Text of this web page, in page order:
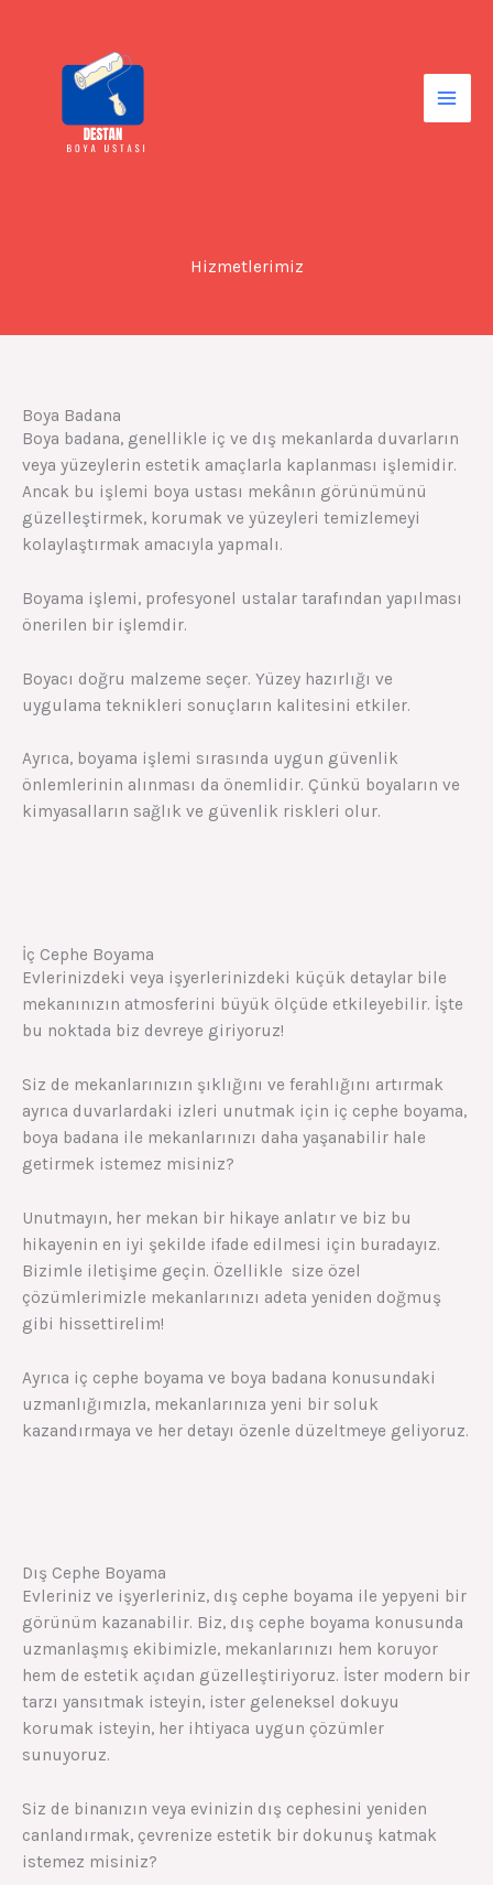
Hizmetlerimiz
Boya Badana
Boya badana, genellikle iç ve dış mekanlarda duvarların
veya yüzeylerin estetik amaçlarla kaplanması işlemidir.
Ancak bu işlemi boya ustası mekânın görünümünü
güzelleştirmek, korumak ve yüzeyleri temizlemeyi
kolaylaştırmak amacıyla yapmalı.
Boyama işlemi, profesyonel ustalar tarafından yapılması
önerilen bir işlemdir.
Boyacı doğru malzeme seçer. Yüzey hazırlığı ve
uygulama teknikleri sonuçların kalitesini etkiler.
Ayrıca, boyama işlemi sırasında uygun güvenlik
önlemlerinin alınması da önemlidir. Çünkü boyaların ve
kimyasalların sağlık ve güvenlik riskleri olur.
İç Cephe Boyama
Evlerinizdeki veya işyerlerinizdeki küçük detaylar bile
mekanınızın atmosferini büyük ölçüde etkileyebilir. İşte
bu noktada biz devreye giriyoruz!
Siz de mekanlarınızın şıklığını ve ferahlığını artırmak
ayrıca duvarlardaki izleri unutmak için iç cephe boyama,
boya badana ile mekanlarınızı daha yaşanabilir hale
getirmek istemez misiniz?
Unutmayın, her mekan bir hikaye anlatır ve biz bu
hikayenin en iyi şekilde ifade edilmesi için buradayız.
Bizimle iletişime geçin. Özellikle size özel
çözümlerimizle mekanlarınızı adeta yeniden doğmuş
gibi hissettirelim!
Ayrıca iç cephe boyama ve boya badana konusundaki
uzmanlığımızla, mekanlarınıza yeni bir soluk
kazandırmaya ve her detayı özenle düzeltmeye geliyoruz.
Dış Cephe Boyama
Evleriniz ve işyerleriniz, dış cephe boyama ile yepyeni bir
görünüm kazanabilir. Biz, dış cephe boyama konusunda
uzmanlaşmış ekibimizle, mekanlarınızı hem koruyor
hem de estetik açıdan güzelleştiriyoruz. İster modern bir
tarzı yansıtmak isteyin, ister geleneksel dokuyu
korumak isteyin, her ihtiyaca uygun çözümler
sunuyoruz.
Siz de binanızın veya evinizin dış cephesini yeniden
canlandırmak, çevrenize estetik bir dokunuş katmak
istemez misiniz?